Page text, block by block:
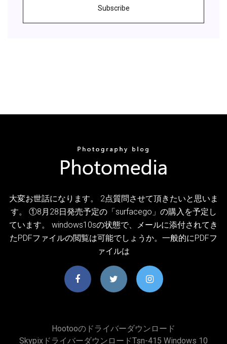
Subscribe
大変お世話になります。 2点質問させて頂きたいと思いま
す。 ①8月28日発売予定の「surfacego」の購入を予定し
ています。 windows10sの状態で、メールに添付されてき
たPDFファイルの閲覧は可能でしょうか。一般的にPDFフ
ァイルは
Hootooのドライバーダウンロード
Skypixドライバーダウンロードtsn-415 Windows 10